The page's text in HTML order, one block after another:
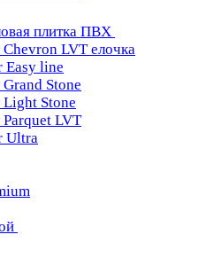
плитка ПВХ
LVT елочка
Easy line
Stone
Stone
LVT
Ultra